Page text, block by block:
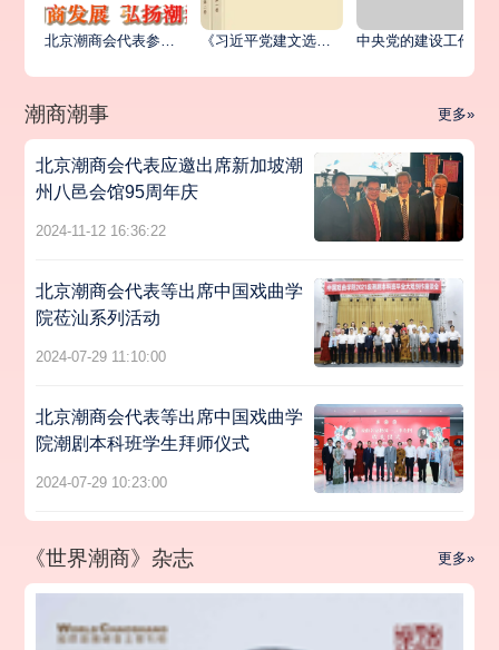
《习近平党建文选》第一卷、第二卷出版发行
潮商潮事 更多»
北京潮商会代表应邀出席新加坡潮
州八邑会馆95周年庆
2024-11-12 16:36:22
北京潮商会代表等出席中国戏曲学
院莅汕系列活动
2024-07-29 11:10:00
北京潮商会代表等出席中国戏曲学
院潮剧本科班学生拜师仪式
2024-07-29 10:23:00
《世界潮商》杂志 更多»